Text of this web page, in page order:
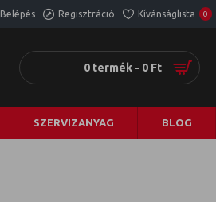
Belépés Regisztráció Kívánságlista 0
0 termék - 0 Ft
SZERVIZANYAG BLOG